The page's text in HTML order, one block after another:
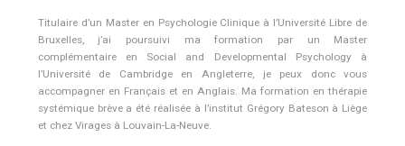
Titulaire d’un Master en Psychologie Clinique à l’Université Libre de
Bruxelles, j’ai poursuivi ma formation par un Master
complémentaire en Social and Developmental Psychology à
l’Université de Cambridge en Angleterre, je peux donc vous
accompagner en Français et en Anglais. Ma formation en thérapie
systémique brève a été réalisée à l’institut Grégory Bateson à Liège
et chez Virages à Louvain-La-Neuve.